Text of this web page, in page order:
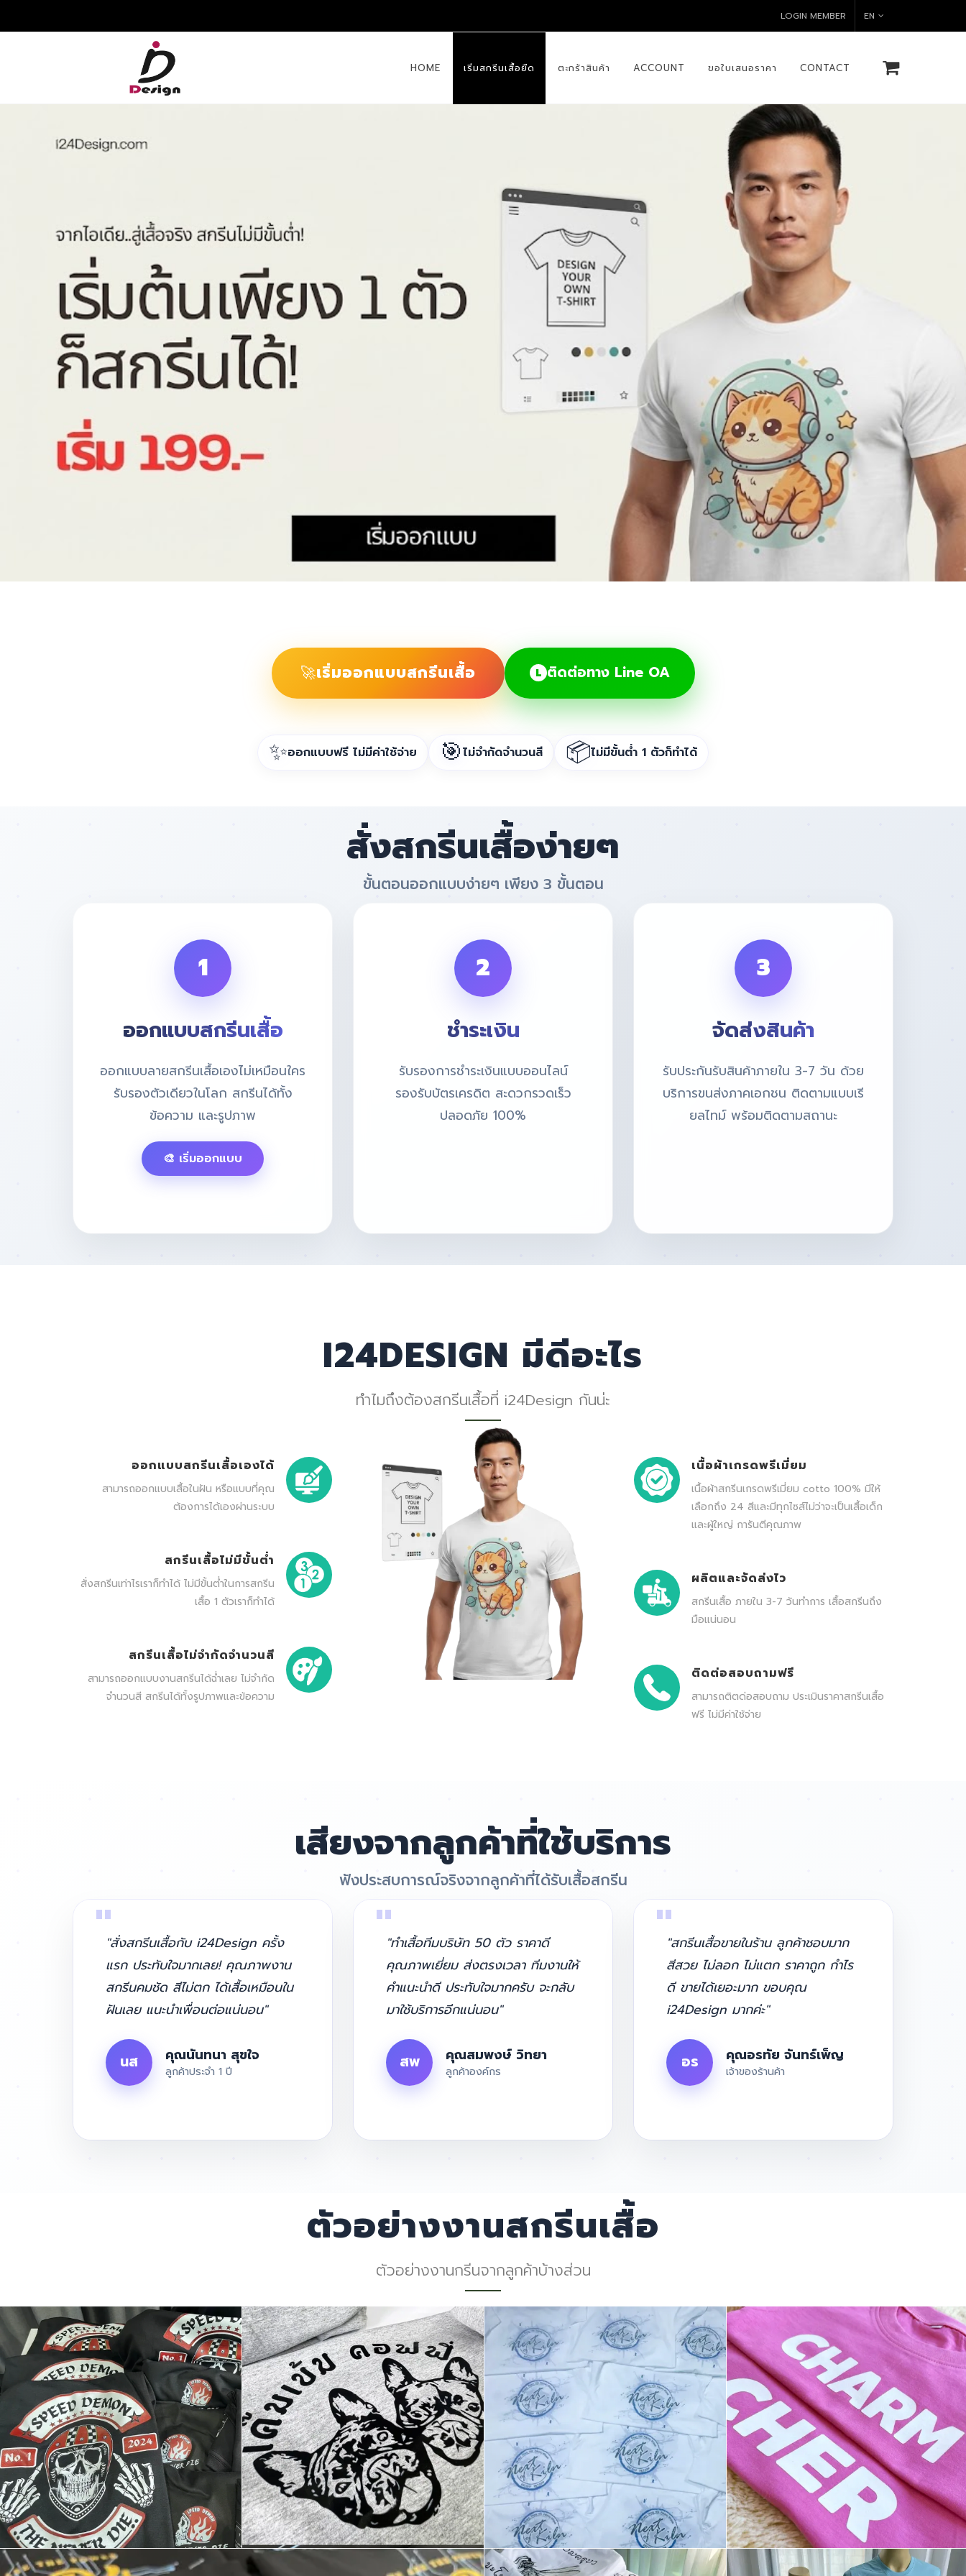
LOGIN MEMBER EN
HOME เริ่มสกรีนเสื้อยืด ตะกร้าสินค้า ACCOUNT ขอใบเสนอราคา CONTACT
🚀เริ่มออกแบบสกรีนเสื้อ L ติดต่อทาง Line OA
✨ออกแบบฟรี ไม่มีค่าใช้จ่าย 🎯ไม่จำกัดจำนวนสี 📦ไม่มีขั้นต่ำ 1 ตัวก็ทำได้
สั่งสกรีนเสื้อง่ายๆ
ขั้นตอนออกแบบง่ายๆ เพียง 3 ขั้นตอน
1
ออกแบบสกรีนเสื้อ
ออกแบบลายสกรีนเสื้อเองไม่เหมือนใคร
รับรองตัวเดียวในโลก สกรีนได้ทั้ง
ข้อความ และรูปภาพ
🎨 เริ่มออกแบบ
2
ชำระเงิน
รับรองการชำระเงินแบบออนไลน์
รองรับบัตรเครดิต สะดวกรวดเร็ว
ปลอดภัย 100%
3
จัดส่งสินค้า
รับประกันรับสินค้าภายใน 3-7 วัน ด้วย
บริการขนส่งภาคเอกชน ติดตามแบบเรี
ยลไทม์ พร้อมติดตามสถานะ
I24DESIGN มีดีอะไร
ทำไมถึงต้องสกรีนเสื้อที่ i24Design กันน่ะ
ออกแบบสกรีนเสื้อเองได้
สามารถออกแบบเสื้อในฝัน หรือแบบที่คุณ
ต้องการได้เองผ่านระบบ
สกรีนเสื้อไม่มีขั้นต่ำ
สั่งสกรีนเท่าไรเราก็ทำได้ ไม่มีขั้นต่ำในการสกรีน
เสื้อ 1 ตัวเราก็ทำได้
สกรีนเสื้อไม่จำกัดจำนวนสี
สามารถออกแบบงานสกรีนได้ฉ่ำเลย ไม่จำกัด
จำนวนสี สกรีนได้ทั้งรูปภาพและข้อความ
เนื้อผ้าเกรดพรีเมี่ยม
เนื้อผ้าสกรีนเกรดพรีเมี่ยม cotto 100% มีให้
เลือกถึง 24 สีและมีทุกไซส์ไม่ว่าจะเป็นเสื้อเด็ก
และผู้ใหญ่ การันตีคุณภาพ
ผลิตและจัดส่งไว
สกรีนเสื้อ ภายใน 3-7 วันทำการ เสื้อสกรีนถึง
มือแน่นอน
ติดต่อสอบถามฟรี
สามารถติตด่อสอบถาม ประเมินราคาสกรีนเสื้อ
ฟรี ไม่มีค่าใช้จ่าย
เสียงจากลูกค้าที่ใช้บริการ
ฟังประสบการณ์จริงจากลูกค้าที่ได้รับเสื้อสกรีน
"สั่งสกรีนเสื้อกับ i24Design ครั้ง
แรก ประทับใจมากเลย! คุณภาพงาน
สกรีนคมชัด สีไม่ตก ได้เสื้อเหมือนใน
ฝันเลย แนะนำเพื่อนต่อแน่นอน"
นส คุณนันทนา สุขใจ
ลูกค้าประจำ 1 ปี
"ทำเสื้อทีมบริษัท 50 ตัว ราคาดี
คุณภาพเยี่ยม ส่งตรงเวลา ทีมงานให้
คำแนะนำดี ประทับใจมากครับ จะกลับ
มาใช้บริการอีกแน่นอน"
สพ คุณสมพงษ์ วิทยา
ลูกค้าองค์กร
"สกรีนเสื้อขายในร้าน ลูกค้าชอบมาก
สีสวย ไม่ลอก ไม่แตก ราคาถูก กำไร
ดี ขายได้เยอะมาก ขอบคุณ
i24Design มากค่ะ"
อร คุณอรทัย จันทร์เพ็ญ
เจ้าของร้านค้า
ตัวอย่างงานสกรีนเสื้อ
ตัวอย่างงานกรีนจากลูกค้าบ้างส่วน